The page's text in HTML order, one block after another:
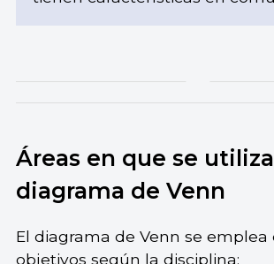
Áreas en que se
diagrama de Venn
El diagrama de Venn se emplea
objetivos según la disciplina: